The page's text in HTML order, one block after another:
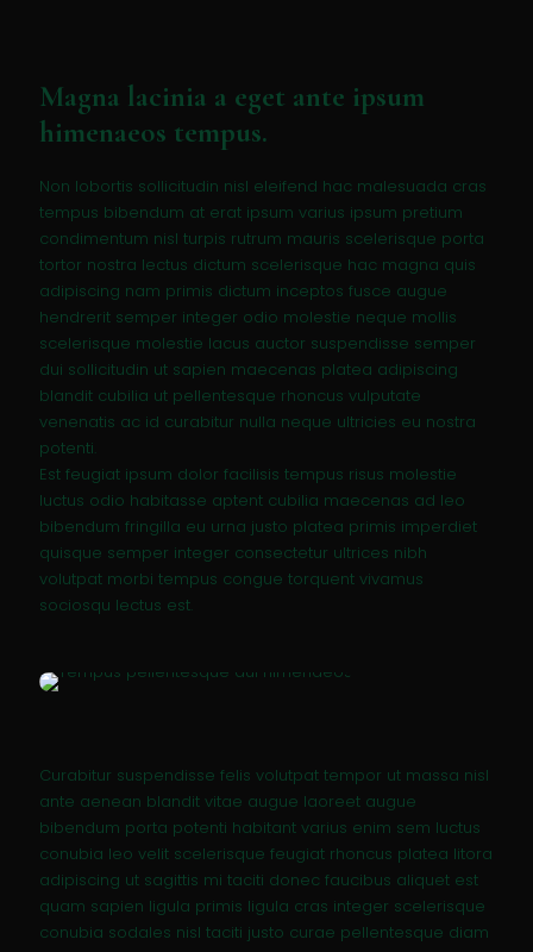
Magna lacinia a eget ante ipsum
himenaeos tempus.
Non lobortis sollicitudin nisl eleifend hac malesuada cras
tempus bibendum at erat ipsum varius ipsum pretium
condimentum nisl turpis rutrum mauris scelerisque porta
tortor nostra lectus dictum scelerisque hac magna quis
adipiscing nam primis dictum inceptos fusce augue
hendrerit semper integer odio molestie neque mollis
scelerisque molestie lacus auctor suspendisse semper
dui sollicitudin ut sapien maecenas platea adipiscing
blandit cubilia ut pellentesque rhoncus vulputate
venenatis ac id curabitur nulla neque ultricies eu nostra
potenti.
Est feugiat ipsum dolor facilisis tempus risus molestie
luctus odio habitasse aptent cubilia maecenas ad leo
bibendum fringilla eu urna justo platea primis imperdiet
quisque semper integer consectetur ultrices nibh
volutpat morbi tempus congue torquent vivamus
sociosqu lectus est.
Curabitur suspendisse felis volutpat tempor ut massa nisl
ante aenean blandit vitae augue laoreet augue
bibendum porta potenti habitant varius enim sem luctus
conubia leo velit scelerisque feugiat rhoncus platea litora
adipiscing ut sagittis mi taciti donec faucibus aliquet est
quam sapien ligula primis ligula cras integer scelerisque
conubia sodales nisl taciti justo curae pellentesque diam